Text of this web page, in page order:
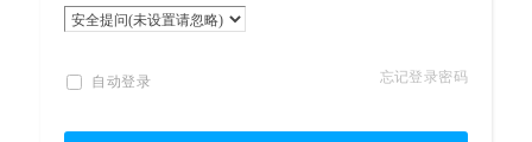
自动登录 忘记登录密码